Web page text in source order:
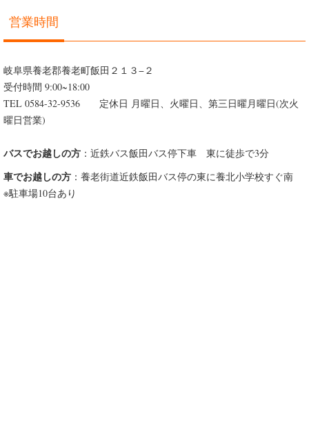
営業時間
岐阜県養老郡養老町飯田２１３−２
受付時間 9:00~18:00
TEL 0584-32-9536 定休日 月曜日、火曜日、第三日曜月曜日(次火
曜日営業)
バスでお越しの方 ：近鉄バス飯田バス停下車 東に徒歩で3分
車でお越しの方 ：養老街道近鉄飯田バス停の東に養北小学校すぐ南
※駐車場10台あり